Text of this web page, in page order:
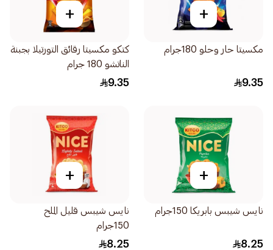
+
مكسيتا حار وحلو 180جرام
9.35
+
كتكو مكسيتا رقائق التورتيلا بجبنة
الناتشو 180 جرام
9.35
+
نايس شيبس بابريكا 150جرام
8.25
+
نايس شيبس قليل الملح
150جرام
8.25